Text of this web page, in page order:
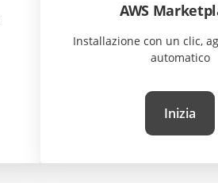
AWS
Installazione con un clic,
automatico
Inizia